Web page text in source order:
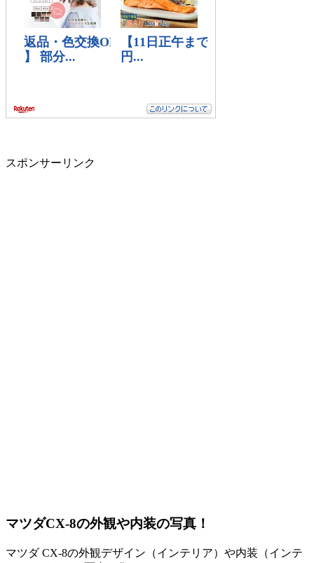
スポンサーリンク
マツダCX-8の外観や内装の写真！
マツダ CX-8の外観デザイン（インテリア）や内装（インテ